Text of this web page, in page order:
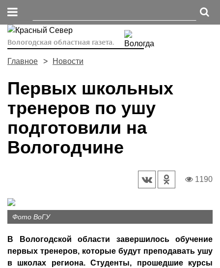
Вологодская областная газета.
Главное Новости
Первых школьных
тренеров по ушу
подготовили на
Вологодчине
1190
Фото ВоГУ
В Вологодской области завершилось обучение
первых тренеров, которые будут преподавать ушу
в школах региона. Студенты, прошедшие курсы